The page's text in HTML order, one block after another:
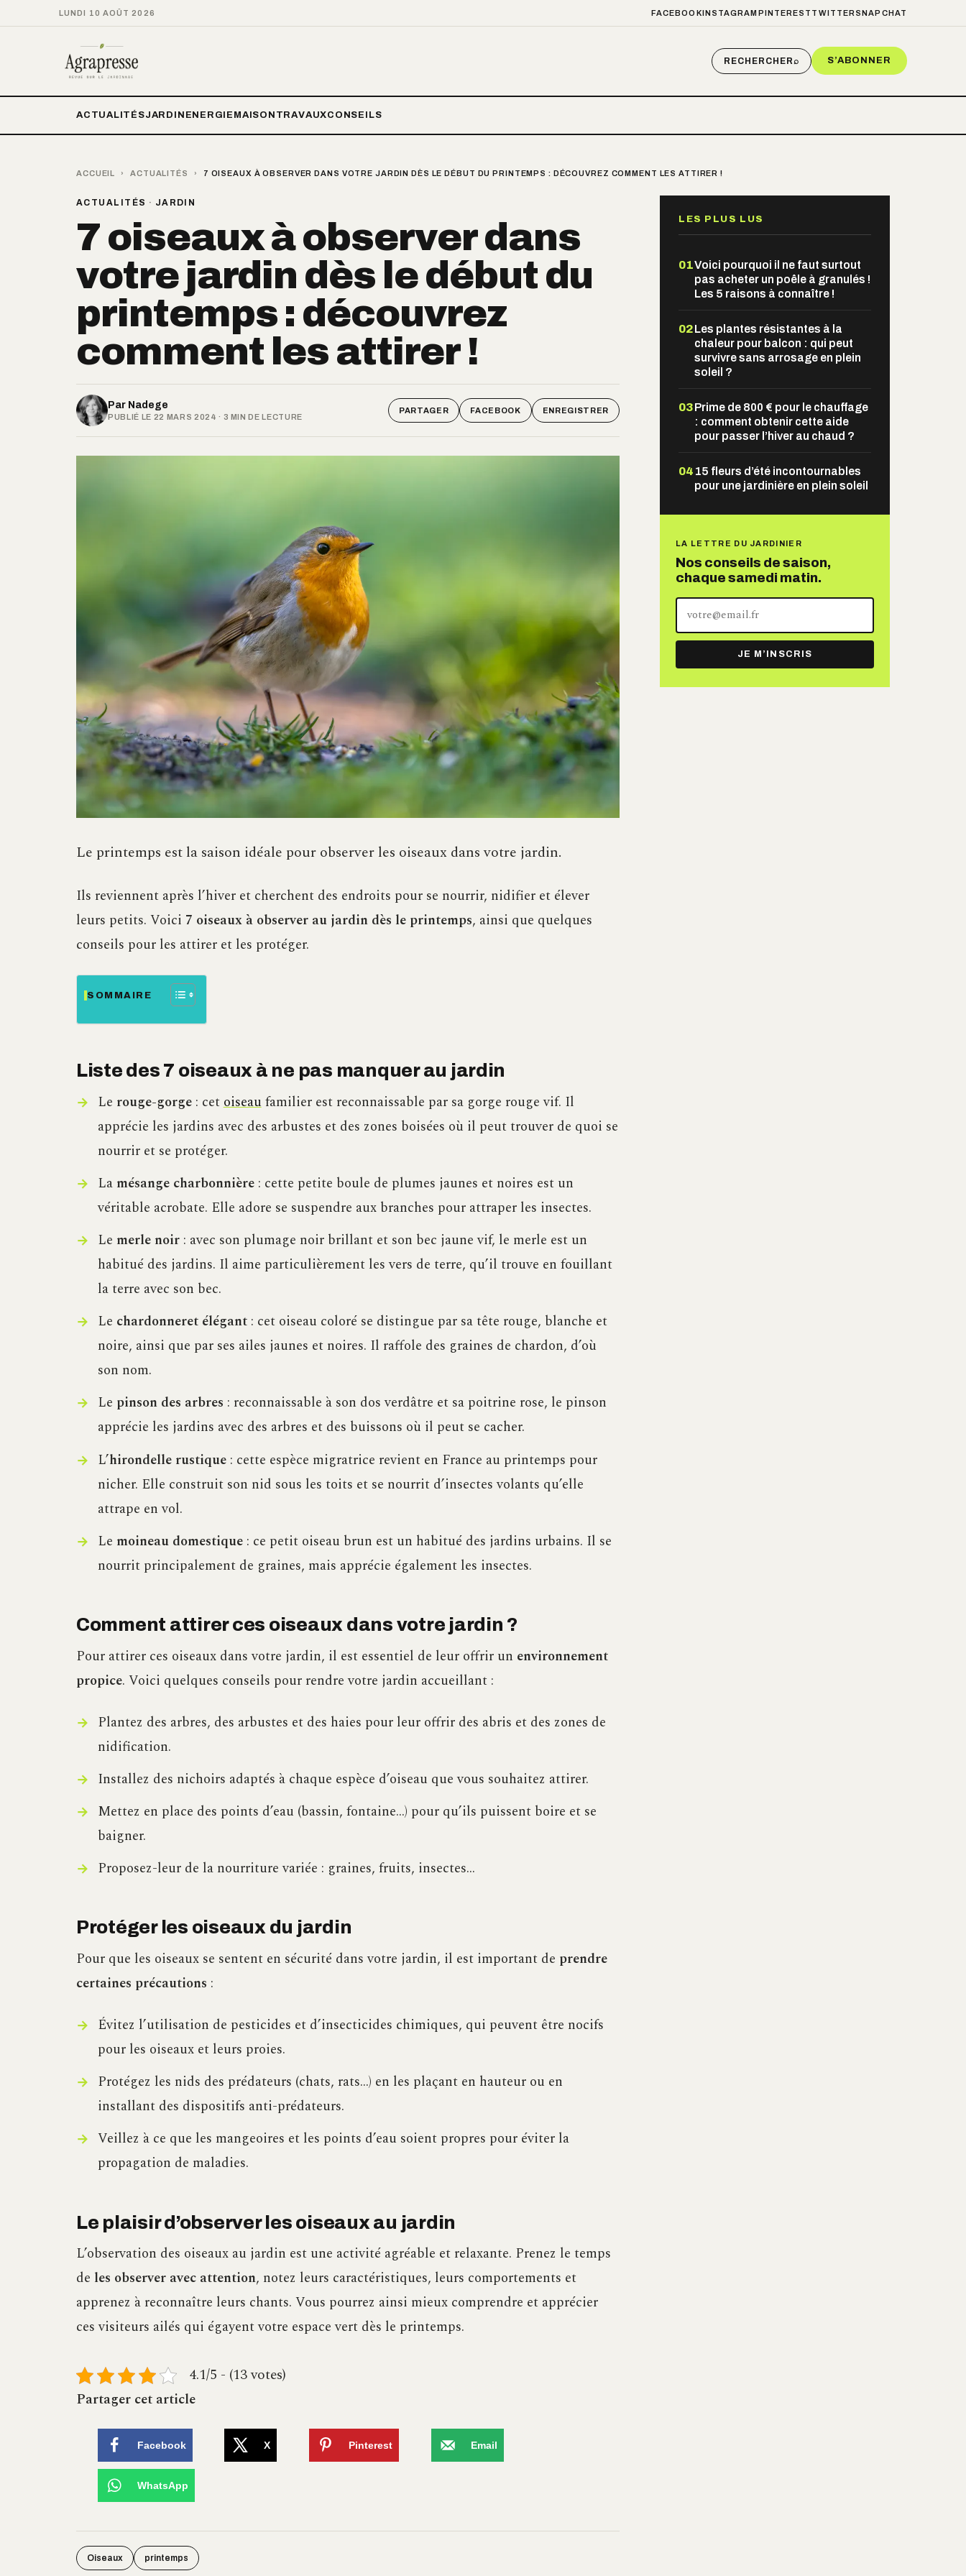
LUNDI 10 AOÛT 2026 FACEBOOKINSTAGRAM PINTEREST TWITTER SNAPCHAT
RECHERCHER⌕ S’ABONNER
ACTUALITÉSJARDIN ENERGIE MAISON TRAVAUXCONSEILS
ACCUEIL › ACTUALITÉS › 7 OISEAUX À OBSERVER DANS VOTRE JARDIN DÈS LE DÉBUT DU PRINTEMPS : DÉCOUVREZ COMMENT LES ATTIRER !
ACTUALITÉS · JARDIN
7 oiseaux à observer dans
votre jardin dès le début du
printemps : découvrez
comment les attirer !
Par Nadege
PUBLIÉ LE 22 MARS 2024 · 3 MIN DE LECTURE
PARTAGER FACEBOOK ENREGISTRER
Le printemps est la saison idéale pour observer les oiseaux dans votre jardin.
Ils reviennent après l’hiver et cherchent des endroits pour se nourrir, nidifier et élever
leurs petits. Voici 7 oiseaux à observer au jardin dès le printemps, ainsi que quelques
conseils pour les attirer et les protéger.
SOMMAIRE
Liste des 7 oiseaux à ne pas manquer au jardin
Le rouge-gorge: cetoiseaufamilier est reconnaissable par sa gorge rouge vif. Il
apprécie les jardins avec des arbustes et des zones boisées où il peut trouver de quoi se
nourrir et se protéger.
La mésange charbonnière: cette petite boule de plumes jaunes et noires est un
véritable acrobate. Elle adore se suspendre aux branches pour attraper les insectes.
Le merle noir: avec son plumage noir brillant et son bec jaune vif, le merle est un
habitué des jardins. Il aime particulièrement les vers de terre, qu’il trouve en fouillant
la terre avec son bec.
Le chardonneret élégant: cet oiseau coloré se distingue par sa tête rouge, blanche et
noire, ainsi que par ses ailes jaunes et noires. Il raffole des graines de chardon, d’où
son nom.
Le pinson des arbres : reconnaissable à son dos verdâtre et sa poitrine rose, le pinson
apprécie les jardins avec des arbres et des buissons où il peut se cacher.
L’hirondelle rustique: cette espèce migratrice revient en France au printemps pour
nicher. Elle construit son nid sous les toits et se nourrit d’insectes volants qu’elle
attrape en vol.
Le moineau domestique: ce petit oiseau brun est un habitué des jardins urbains. Il se
nourrit principalement de graines, mais apprécie également les insectes.
Comment attirer ces oiseaux dans votre jardin ?
Pour attirer ces oiseaux dans votre jardin, il est essentiel de leur offrir un environnement
propice. Voici quelques conseils pour rendre votre jardin accueillant :
Plantez des arbres, des arbustes et des haies pour leur offrir des abris et des zones de
nidification.
Installez des nichoirs adaptés à chaque espèce d’oiseau que vous souhaitez attirer.
Mettez en place des points d’eau (bassin, fontaine…) pour qu’ils puissent boire et se
baigner.
Proposez-leur de la nourriture variée : graines, fruits, insectes…
Protéger les oiseaux du jardin
Pour que les oiseaux se sentent en sécurité dans votre jardin, il est important de prendre
certaines précautions :
Évitez l’utilisation de pesticides et d’insecticides chimiques, qui peuvent être nocifs
pour les oiseaux et leurs proies.
Protégez les nids des prédateurs (chats, rats…) en les plaçant en hauteur ou en
installant des dispositifs anti-prédateurs.
Veillez à ce que les mangeoires et les points d’eau soient propres pour éviter la
propagation de maladies.
Le plaisir d’observer les oiseaux au jardin
L’observation des oiseaux au jardin est une activité agréable et relaxante. Prenez le temps
de les observer avec attention, notez leurs caractéristiques, leurs comportements et
apprenez à reconnaître leurs chants. Vous pourrez ainsi mieux comprendre et apprécier
ces visiteurs ailés qui égayent votre espace vert dès le printemps.
4.1/5 - (13 votes)
Partager cet article
Facebook X Pinterest Email
WhatsApp
Oiseaux printemps
LES PLUS LUS
01Voici pourquoi il ne faut surtout
pas acheter un poêle à granulés !
Les 5 raisons à connaître !
02Les plantes résistantes à la
chaleur pour balcon : qui peut
survivre sans arrosage en plein
soleil ?
03Prime de 800 € pour le chauffage
: comment obtenir cette aide
pour passer l’hiver au chaud ?
04 15 fleurs d’été incontournables
pour une jardinière en plein soleil
LA LETTRE DU JARDINIER
Nos conseils de saison,
chaque samedi matin.
adresse
mail
JE M’INSCRIS